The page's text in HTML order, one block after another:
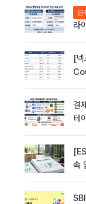
단
라
[
결
테
속